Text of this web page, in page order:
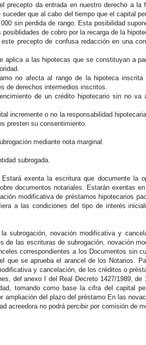
precepto da entrada en nuestro derecho a la
que al cabo del tiempo que el capital
sin perdida de rango. Esta posibilidad
de cobro por la recarga de la
precepto de confusa redacción en una
aplica a las hipotecas que se constituyan a
no afecta al rango de la hipoteca
de derechos intermedios inscritos.
de un crédito hipotecario sin no va
incremente o no la responsabilidad
presten su consentimiento.
mediante nota marginal.
subrogada.
exenta la escritura que documente la
documentos notariales. Estarán exentas
modificativa de préstamos hipotecarios
a las condiciones del tipo de interés
subrogación, novación modificativa y
de las escrituras de subrogación, novación
correspondientes a los Documentos sin
que se aprueba el arancel de los Notarios.
y cancelación, de los créditos o
del anexo I del Real Decreto 1427/1989,
tomando como base la cifra del capital
ampliación del plazo del préstamo En las
acreedora no podrá percibir por comisión de